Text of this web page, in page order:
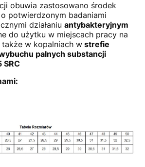
obuwia zastosowano środek
o potwierdzonym badaniami
działaniu antybakteryjnym
do użytku w miejscach pracy na
w kopalniach w strefie
palnych substancji
SRC